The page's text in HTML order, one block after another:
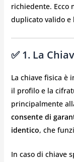
richiedente. Ecco
duplicato valido e
✅ 1. La
La chiave fisica è
il profilo e la
principalmente
consente di
identico, che
In caso di chiave